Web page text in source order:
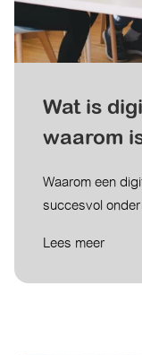
Wat is
waarom
Waarom een
succesvol
Lees meer